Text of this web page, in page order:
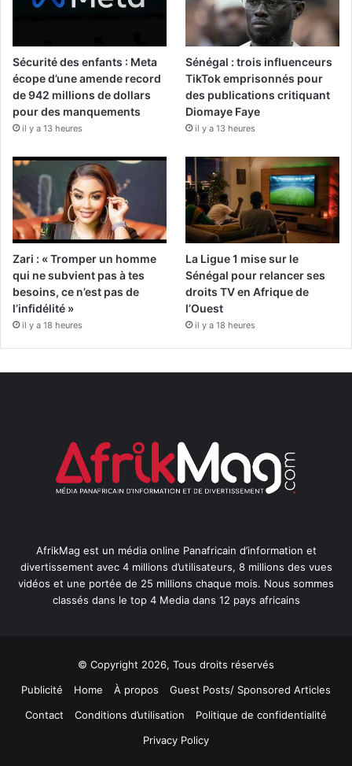
Sécurité des enfants : Meta
écope d’une amende record
de 942 millions de dollars
pour des manquements
il y a 13 heures
Sénégal : trois influenceurs
TikTok emprisonnés pour
des publications critiquant
Diomaye Faye
il y a 13 heures
Zari : « Tromper un homme
qui ne subvient pas à tes
besoins, ce n’est pas de
l’infidélité »
il y a 18 heures
La Ligue 1 mise sur le
Sénégal pour relancer ses
droits TV en Afrique de
l’Ouest
il y a 18 heures
AfrikMag est un média online Panafricain d’information et
divertissement avec 4 millions d’utilisateurs, 8 millions des vues
vidéos et une portée de 25 millions chaque mois. Nous sommes
classés dans le top 4 Media dans 12 pays africains
© Copyright 2026, Tous droits réservés
Publicité
Home À propos
Guest Posts/ Sponsored Articles
Contact
Conditions d’utilisation
Politique de confidentialité
Privacy Policy